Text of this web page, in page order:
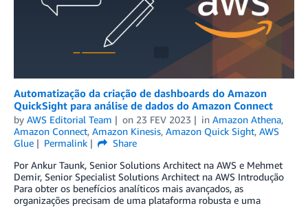
Automatização da criação de dashboards do Amazon
QuickSight para análise de dados do Amazon Connect
by AWS Editorial Team on 23 FEV 2023 in Amazon Athena,
Amazon Connect, Amazon Kinesis, Amazon Quick Sight, AWS
Glue
Permalink
Share
Por Ankur Taunk, Senior Solutions Architect na AWS e Mehmet
Demir, Senior Specialist Solutions Architect na AWS Introdução
Para obter os benefícios analíticos mais avançados, as
organizações precisam de uma plataforma robusta e uma